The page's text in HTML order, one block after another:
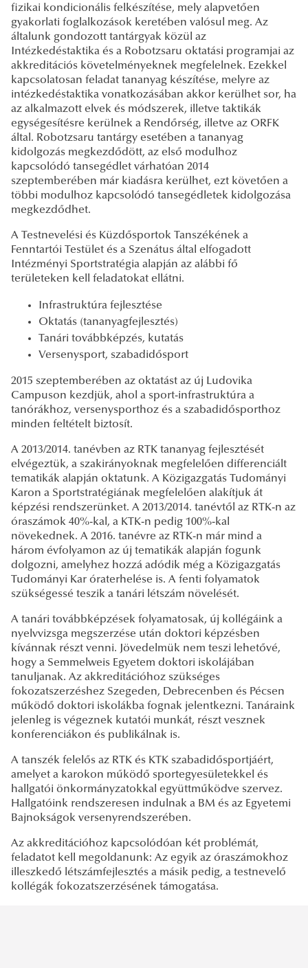
fizikai kondicionális felkészítése, mely alapvetően
gyakorlati foglalkozások keretében valósul meg. Az
általunk gondozott tantárgyak közül az
Intézkedéstaktika és a Robotzsaru oktatási programjai az
akkreditációs követelményeknek megfelelnek. Ezekkel
kapcsolatosan feladat tananyag készítése, melyre az
intézkedéstaktika vonatkozásában akkor kerülhet sor, ha
az alkalmazott elvek és módszerek, illetve taktikák
egységesítésre kerülnek a Rendőrség, illetve az ORFK
által. Robotzsaru tantárgy esetében a tananyag
kidolgozás megkezdődött, az első modulhoz
kapcsolódó tansegédlet várhatóan 2014
szeptemberében már kiadásra kerülhet, ezt követően a
többi modulhoz kapcsolódó tansegédletek kidolgozása
megkezdődhet.
A Testnevelési és Küzdősportok Tanszékének a
Fenntartói Testület és a Szenátus által elfogadott
Intézményi Sportstratégia alapján az alábbi fő
területeken kell feladatokat ellátni.
Infrastruktúra fejlesztése
Oktatás (tananyagfejlesztés)
Tanári továbbképzés, kutatás
Versenysport, szabadidősport
2015 szeptemberében az oktatást az új Ludovika
Campuson kezdjük, ahol a sport-infrastruktúra a
tanórákhoz, versenysporthoz és a szabadidősporthoz
minden feltételt biztosít.
A 2013/2014. tanévben az RTK tananyag fejlesztését
elvégeztük, a szakirányoknak megfelelően differenciált
tematikák alapján oktatunk. A Közigazgatás Tudományi
Karon a Sportstratégiának megfelelően alakítjuk át
képzési rendszerünket. A 2013/2014. tanévtől az RTK-n az
óraszámok 40%-kal, a KTK-n pedig 100%-kal
növekednek. A 2016. tanévre az RTK-n már mind a
három évfolyamon az új tematikák alapján fogunk
dolgozni, amelyhez hozzá adódik még a Közigazgatás
Tudományi Kar óraterhelése is. A fenti folyamatok
szükségessé teszik a tanári létszám növelését.
A tanári továbbképzések folyamatosak, új kollégáink a
nyelvvizsga megszerzése után doktori képzésben
kívánnak részt venni. Jövedelmük nem teszi lehetővé,
hogy a Semmelweis Egyetem doktori iskolájában
tanuljanak. Az akkreditációhoz szükséges
fokozatszerzéshez Szegeden, Debrecenben és Pécsen
működő doktori iskolákba fognak jelentkezni. Tanáraink
jelenleg is végeznek kutatói munkát, részt vesznek
konferenciákon és publikálnak is.
A tanszék felelős az RTK és KTK szabadidősportjáért,
amelyet a karokon működő sportegyesületekkel és
hallgatói önkormányzatokkal együttműködve szervez.
Hallgatóink rendszeresen indulnak a BM és az Egyetemi
Bajnokságok versenyrendszerében.
Az akkreditációhoz kapcsolódóan két problémát,
feladatot kell megoldanunk: Az egyik az óraszámokhoz
illeszkedő létszámfejlesztés a másik pedig, a testnevelő
kollégák fokozatszerzésének támogatása.